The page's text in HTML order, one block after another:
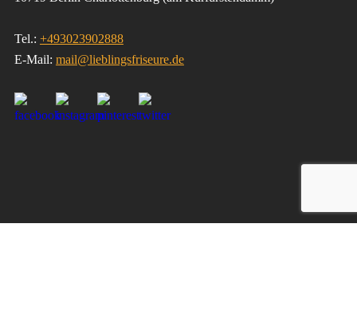
Tel.: +493023902888
E-Mail: mail@lieblingsfriseure.de